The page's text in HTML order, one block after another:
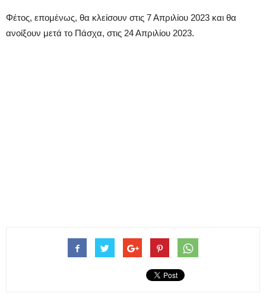
Φέτος, επομένως, θα κλείσουν στις 7 Απριλίου 2023 και θα
ανοίξουν μετά το Πάσχα, στις 24 Απριλίου 2023.